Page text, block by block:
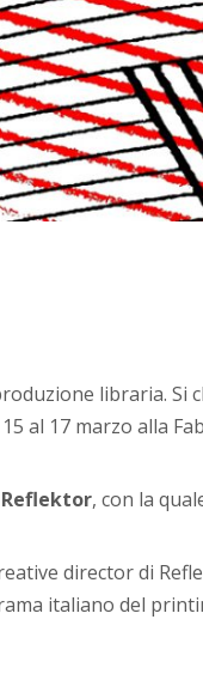
libraria. Si
al 17 marzo alla
Reflektor, con la
director di
italiano del